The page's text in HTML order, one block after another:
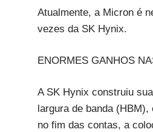
Atualmente, a Micron é
vezes da SK Hynix.
ENORMES GANHOS
A SK Hynix construiu
largura de banda
no fim das contas, a